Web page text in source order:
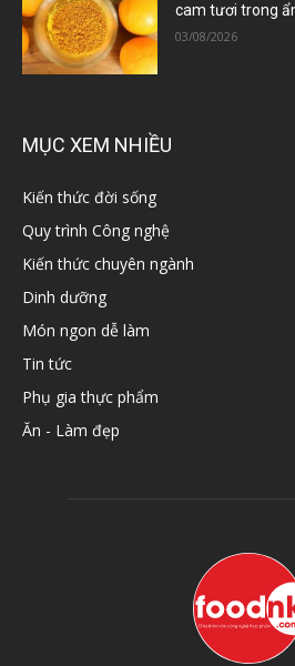
cam tươi trong
03/08/2026
MỤC XEM NHIỀU
Kiến thức đời sống
Quy trình Công nghệ
Kiến thức chuyên ngành
Dinh dưỡng
Món ngon dễ làm
Tin tức
Phụ gia thực phẩm
Ăn - Làm đẹp